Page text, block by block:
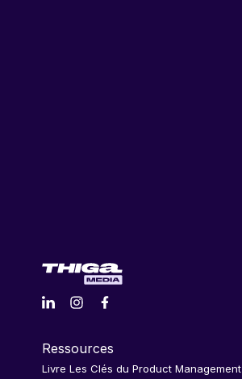
Ressources
Livre Les Clés du Product Management